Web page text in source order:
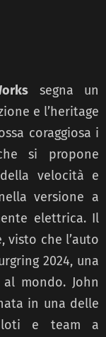
segna un
e l’heritage
coraggiosa i
si propone
velocità e
versione a
elettrica. Il
che l’auto
2024, una
mondo. John
in una delle
e team a